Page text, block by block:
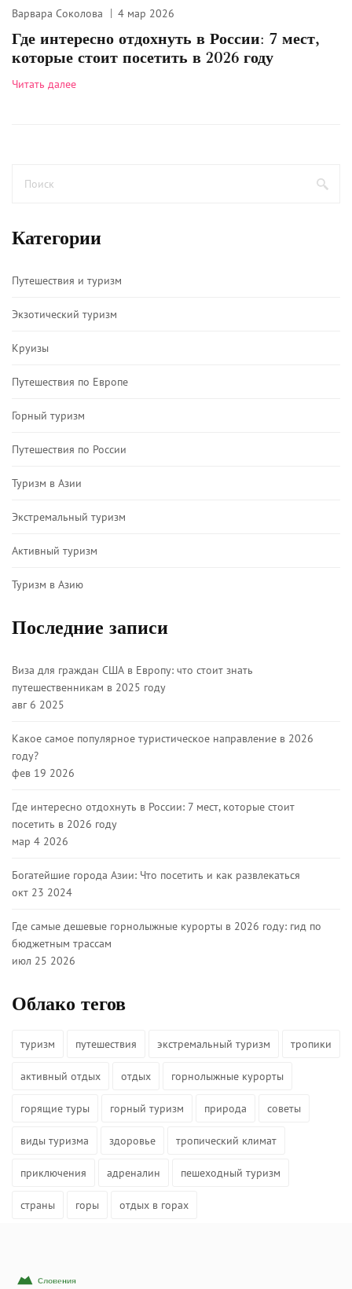
Варвара Соколова 4 мар 2026
Где интересно отдохнуть в России: 7 мест,
которые стоит посетить в 2026 году
Читать далее
Категории
Путешествия и туризм
Экзотический туризм
Круизы
Путешествия по Европе
Горный туризм
Путешествия по России
Туризм в Азии
Экстремальный туризм
Активный туризм
Туризм в Азию
Последние записи
Виза для граждан США в Европу: что стоит знать
путешественникам в 2025 году
авг 6 2025
Какое самое популярное туристическое направление в 2026
году?
фев 19 2026
Где интересно отдохнуть в России: 7 мест, которые стоит
посетить в 2026 году
мар 4 2026
Богатейшие города Азии: Что посетить и как развлекаться
окт 23 2024
Где самые дешевые горнолыжные курорты в 2026 году: гид по
бюджетным трассам
июл 25 2026
Облако тегов
туризм путешествия экстремальный туризм тропики
активный отдых отдых горнолыжные курорты
горящие туры горный туризм природа советы
виды туризма здоровье тропический климат
приключения адреналин пешеходный туризм
страны горы отдых в горах